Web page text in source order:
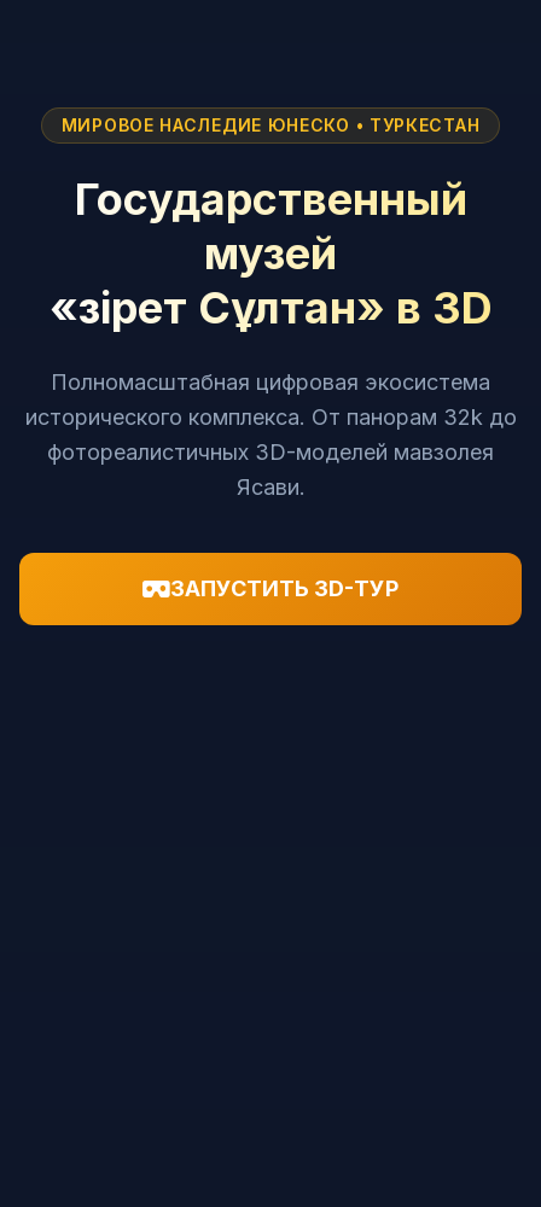
МИРОВОЕ НАСЛЕДИЕ ЮНЕСКО • ТУРКЕСТАН
Государственный
музей
«Әзірет Сұлтан» в 3D
Полномасштабная цифровая экосистема
исторического комплекса. От панорам 32k до
фотореалистичных 3D-моделей мавзолея
Ясави.
ЗАПУСТИТЬ 3D-ТУР